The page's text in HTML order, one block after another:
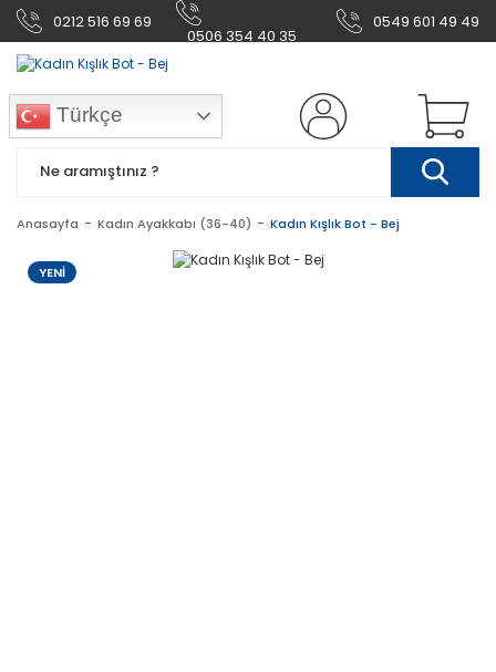
0212 516 69 69
0506 354 40 35
0549 601 49 49
Türkçe
Anasayfa Kadın Ayakkabı (36-40) Kadın Kışlık Bot - Bej
YENİ